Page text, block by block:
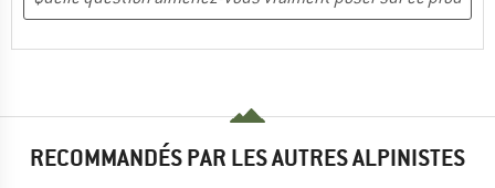
RECOMMANDÉS PAR LES AUTRES ALPINISTES